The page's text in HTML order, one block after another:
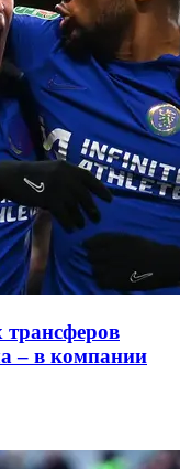
– в компании